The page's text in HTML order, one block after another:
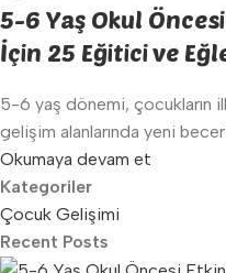
5-6 Yaş Okul
İçin 25 Eğitici ve
5-6 yaş dönemi, çocukların
gelişim alanlarında yeni
Okumaya devam et
Kategoriler
Çocuk Gelişimi
Recent Posts